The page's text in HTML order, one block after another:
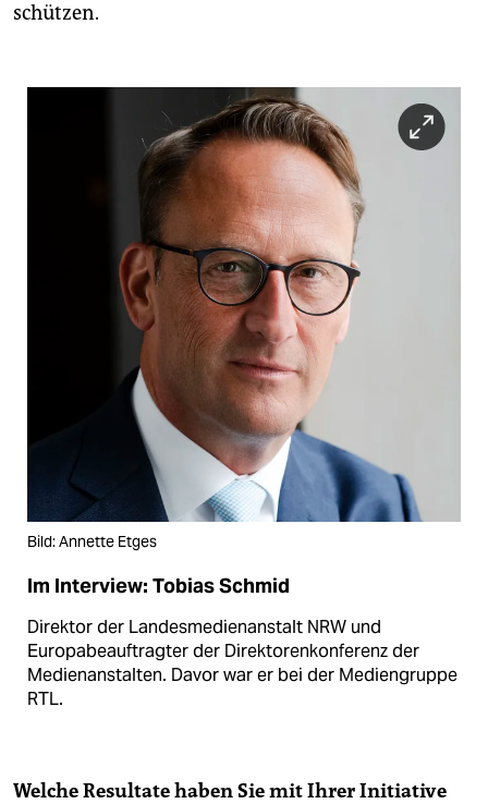
schützen.
Bild: Annette Etges
Im Interview: Tobias Schmid
Direktor der Landesmedienanstalt NRW und
Europabeauftragter der Direktorenkonferenz der
Medienanstalten. Davor war er bei der Mediengruppe
RTL.
Welche Resultate haben Sie mit Ihrer Initiative